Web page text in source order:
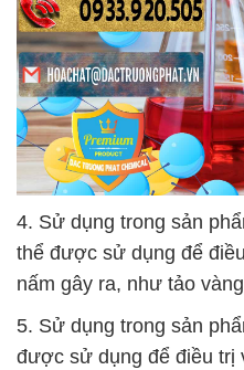
4. Sử dụng trong sản
thể được sử dụng để
nấm gây ra, như tảo
5. Sử dụng trong sản
được sử dụng để điều trị